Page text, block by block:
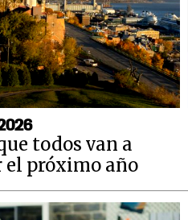
todos van a
próximo año